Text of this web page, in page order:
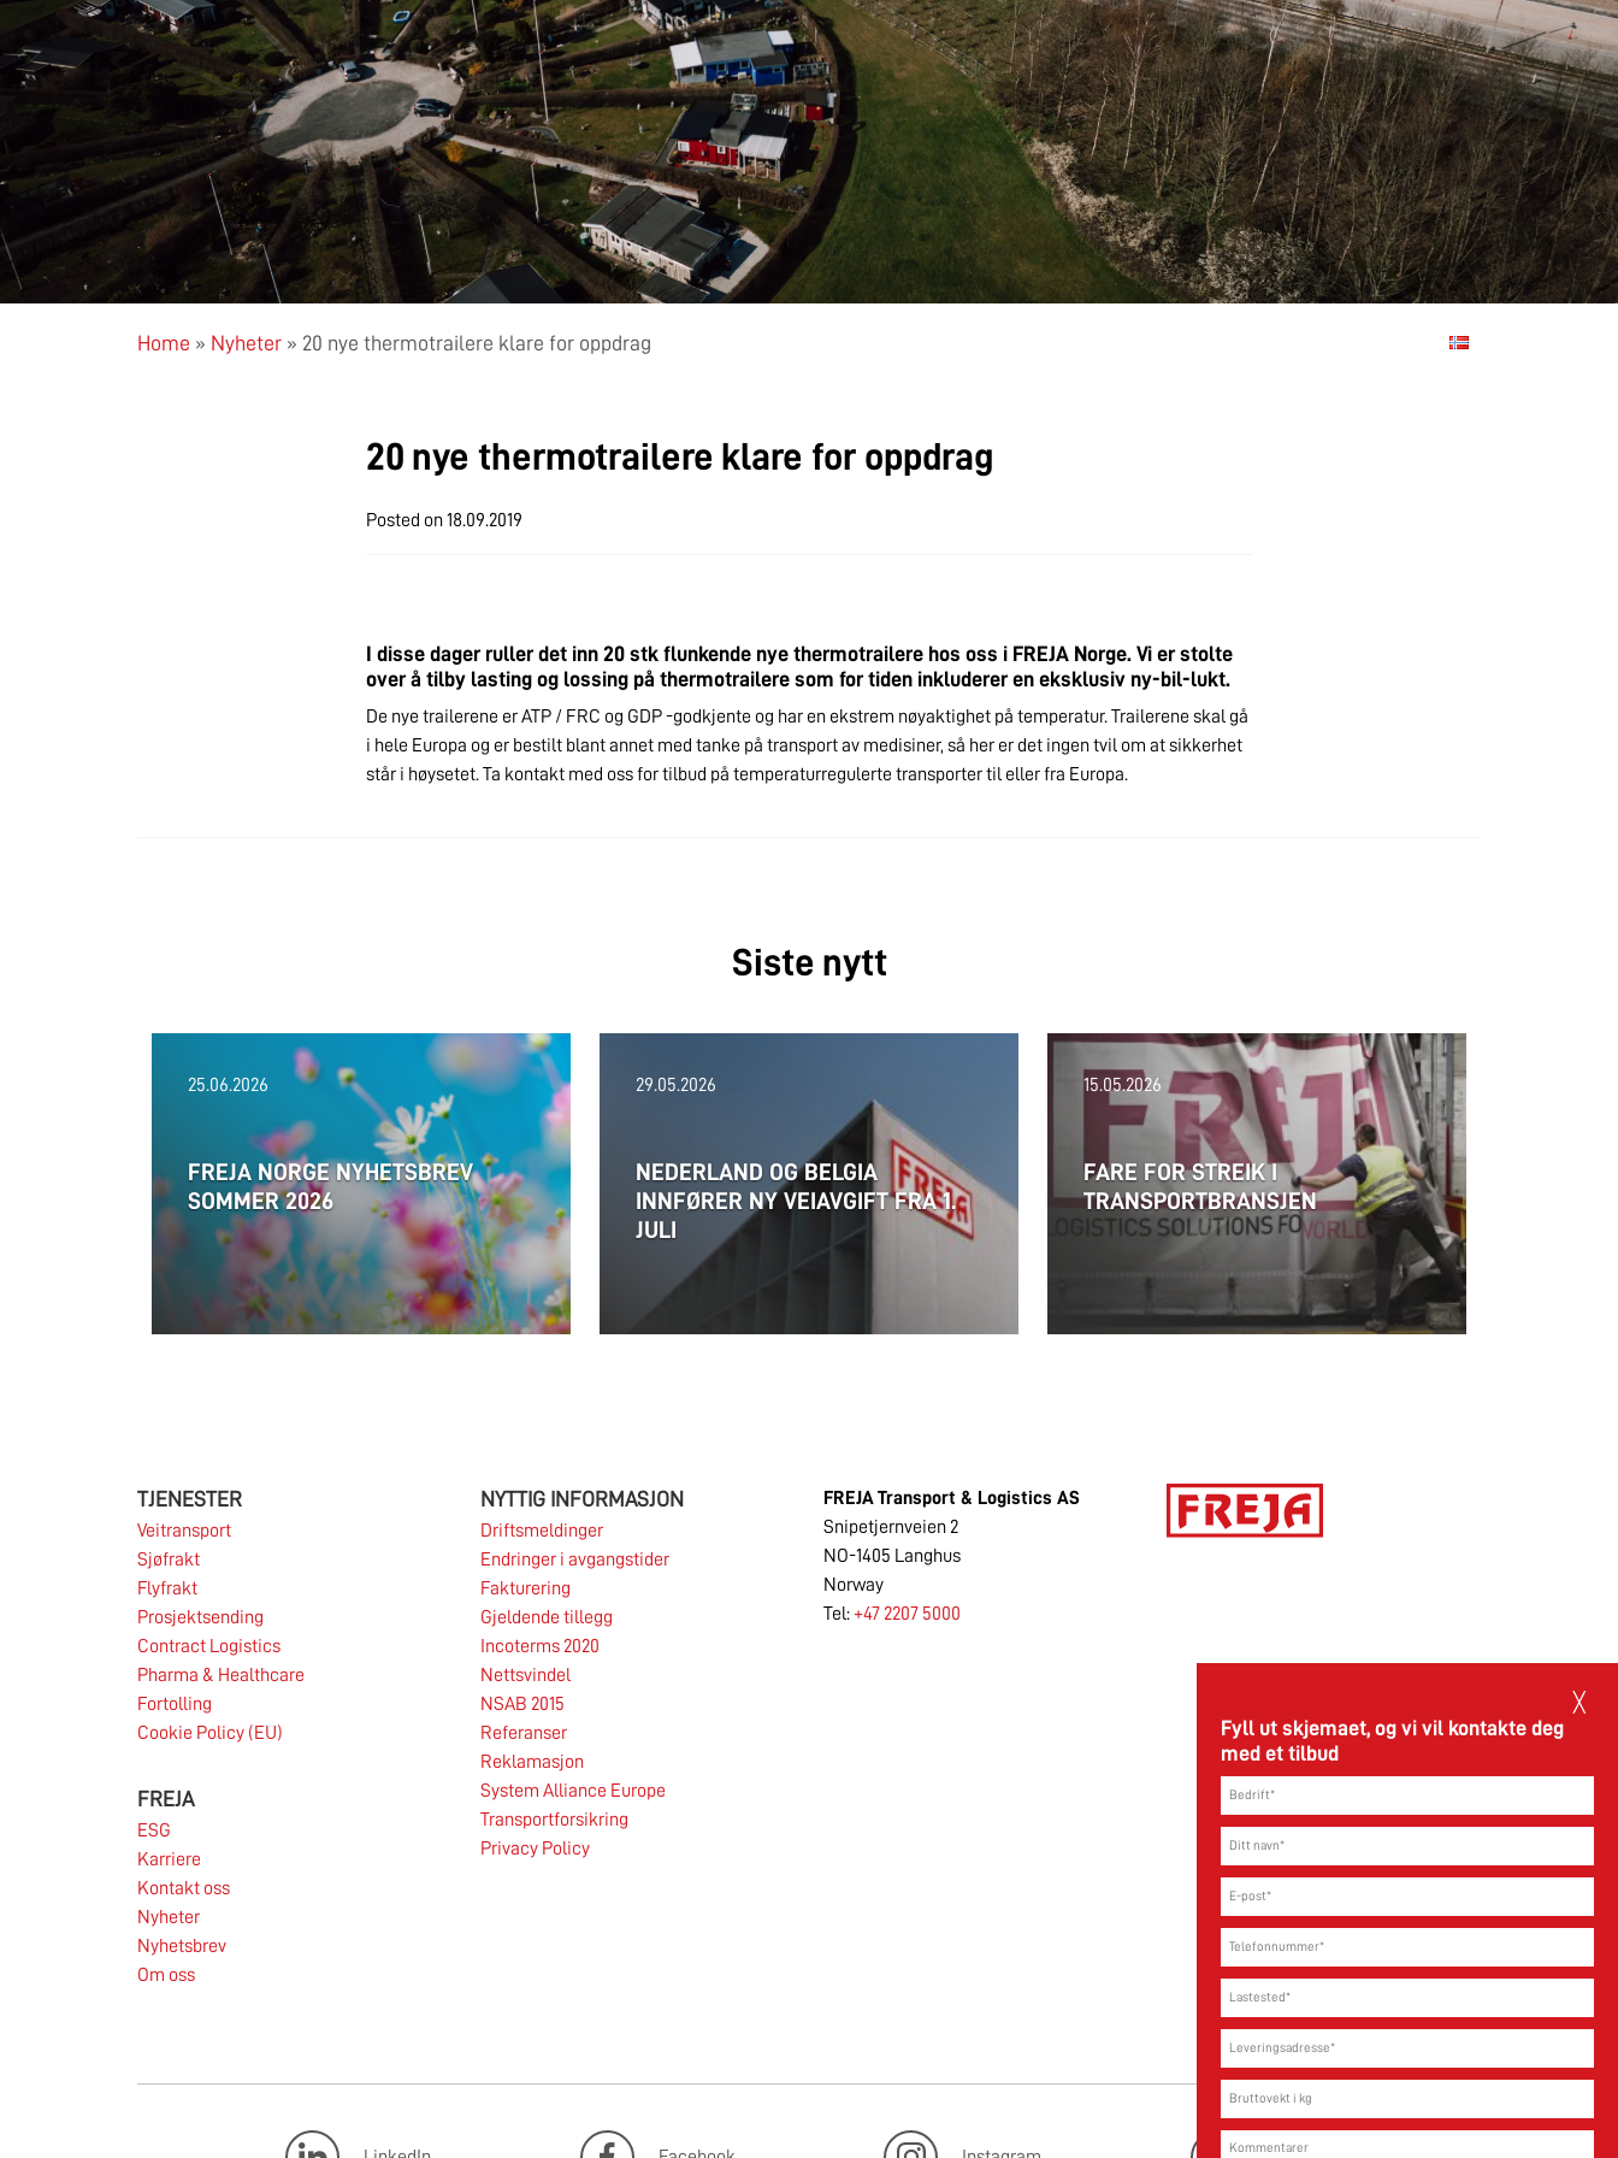
╳
Fyll ut skjemaet, og vi vil kontakte deg
med et tilbud
Home » Nyheter » 20 nye thermotrailere klare for oppdrag
20 nye thermotrailere klare for oppdrag
Posted on18.09.2019
I disse dager ruller det inn 20 stk flunkende nye thermotrailere hos oss i FREJA Norge. Vi er stolte
over å tilby lasting og lossing på thermotrailere som for tiden inkluderer en eksklusiv ny-bil-lukt.
De nye trailerene er ATP / FRC og GDP -godkjente og har en ekstrem nøyaktighet på temperatur. Trailerene skal gå
i hele Europa og er bestilt blant annet med tanke på transport av medisiner, så her er det ingen tvil om at sikkerhet
står i høysetet. Ta kontakt med oss for tilbud på temperaturregulerte transporter til eller fra Europa.
Siste nytt
25.06.2026
25.06.2026
FREJA NORGE NYHETSBREV
SOMMER 2026
29.05.2026
NEDERLAND OG BELGIA
INNFØRER NY VEIAVGIFT FRA 1.
JULI
15.05.2026
FARE FOR STREIK I
TRANSPORTBRANSJEN
TJENESTER
Veitransport
Sjøfrakt
Flyfrakt
Prosjektsending
Contract Logistics
Pharma & Healthcare
Fortolling
Cookie Policy (EU)
FREJA
ESG
Karriere
Kontakt oss
Nyheter
Nyhetsbrev
Om oss
NYTTIG INFORMASJON
Driftsmeldinger
Endringer i avgangstider
Fakturering
Gjeldende tillegg
Incoterms 2020
Nettsvindel
NSAB 2015
Referanser
Reklamasjon
System Alliance Europe
Transportforsikring
Privacy Policy
FREJATransport & Logistics AS
Snipetjernveien 2
NO-1405 Langhus
Norway
Tel: +47 2207 5000